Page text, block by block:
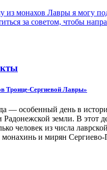
из монахов Лавры я могу
за советом, чтобы
Троице-Сергиевой Лавры»
— особенный день в
земли. В этот
человек из числа
монахинь и мирян Сергиево-